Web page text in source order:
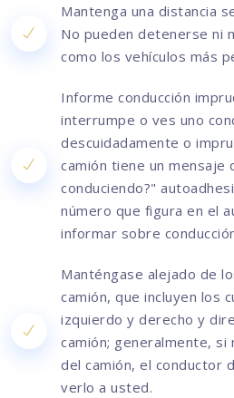
Mantenga una distancia
No pueden detenerse ni
como los vehículos más
Informe conducción
interrumpe o ves uno
descuidadamente o
camión tiene un mensaje
conduciendo?"
número que figura en el
informar sobre
Manténgase alejado de
camión, que incluyen los
izquierdo y derecho y
camión; generalmente,
del camión, el conductor
verlo a usted.